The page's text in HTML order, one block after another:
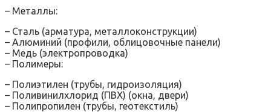
– Металлы:
– Сталь (арматура, металлоконструкции)
– Алюминий (профили, облицовочные панели)
– Медь (электропроводка)
– Полимеры:
– Полиэтилен (трубы, гидроизоляция)
– Поливинилхлорид (ПВХ) (окна, двери)
– Полипропилен (трубы, геотекстиль)